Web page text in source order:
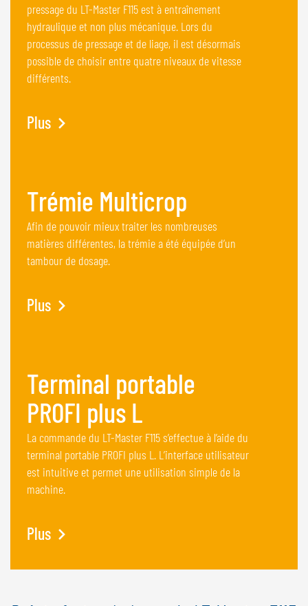
pressage du LT-Master F115 est à entraînement
hydraulique et non plus mécanique. Lors du
processus de pressage et de liage, il est désormais
possible de choisir entre quatre niveaux de vitesse
différents.
Plus
Trémie Multicrop
Afin de pouvoir mieux traiter les nombreuses
matières différentes, la trémie a été équipée d’un
tambour de dosage.
Plus
Terminal portable
PROFI plus L
La commande du LT-Master F115 s’effectue à l’aide du
terminal portable PROFI plus L. L’interface utilisateur
est intuitive et permet une utilisation simple de la
machine.
Plus